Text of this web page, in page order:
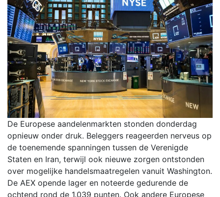
De Europese aandelenmarkten stonden donderdag
opnieuw onder druk. Beleggers reageerden nerveus op
de toenemende spanningen tussen de Verenigde
Staten en Iran, terwijl ook nieuwe zorgen ontstonden
over mogelijke handelsmaatregelen vanuit Washington.
De AEX opende lager en noteerde gedurende de
ochtend rond de 1.039 punten. Ook andere Europese